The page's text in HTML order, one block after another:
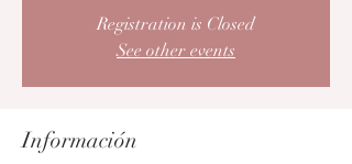
Registration is Closed
See other events
Información